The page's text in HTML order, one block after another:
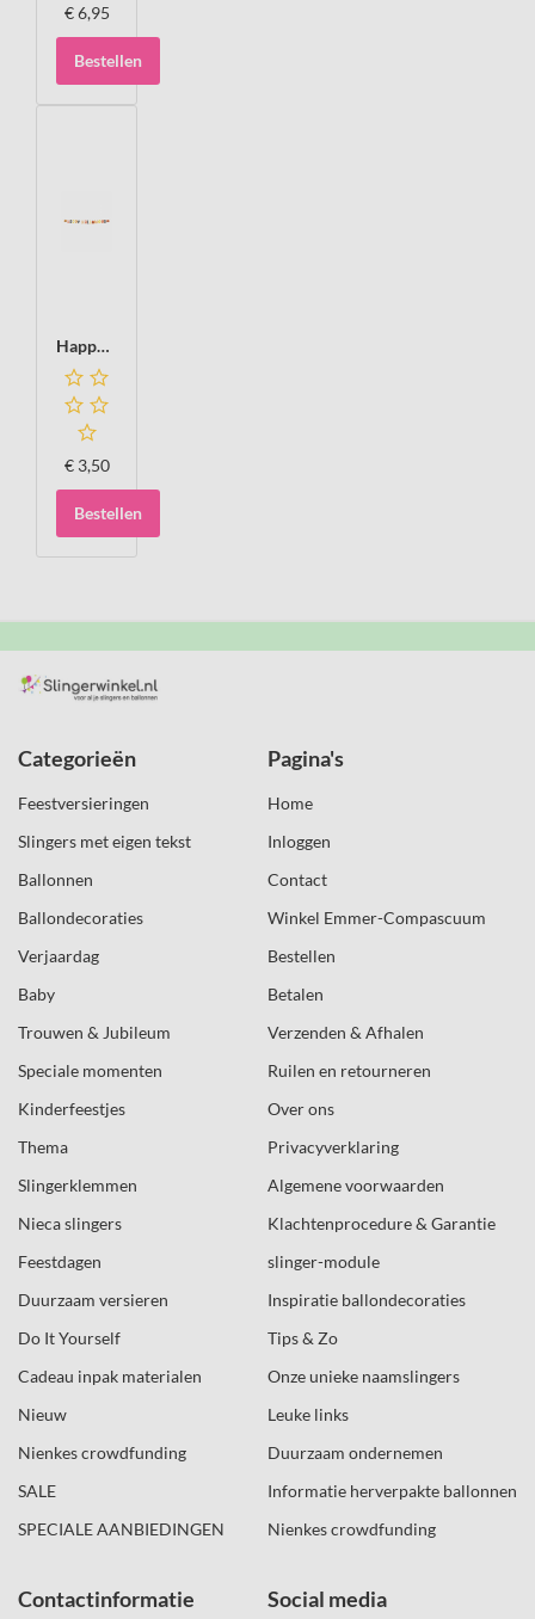
€ 6,95
Bestellen
Happy Halloween letterslinger
€ 3,50
Bestellen
Categorieën
Feestversieringen
Slingers met eigen tekst
Ballonnen
Ballondecoraties
Verjaardag
Baby
Trouwen & Jubileum
Speciale momenten
Kinderfeestjes
Thema
Slingerklemmen
Nieca slingers
Feestdagen
Duurzaam versieren
Do It Yourself
Cadeau inpak materialen
Nieuw
Nienkes crowdfunding
SALE
SPECIALE AANBIEDINGEN
Pagina's
Home
Inloggen
Contact
Winkel Emmer-Compascuum
Bestellen
Betalen
Verzenden & Afhalen
Ruilen en retourneren
Over ons
Privacyverklaring
Algemene voorwaarden
Klachtenprocedure & Garantie
slinger-module
Inspiratie ballondecoraties
Tips & Zo
Onze unieke naamslingers
Leuke links
Duurzaam ondernemen
Informatie herverpakte ballonnen
Nienkes crowdfunding
Contactinformatie Social media